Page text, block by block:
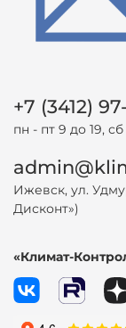
+7 (3412)
пн - пт 9 до 19,
Ижевск, ул.
Дисконт»)
«Климат-